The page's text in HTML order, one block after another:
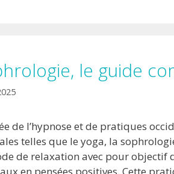
le guide
de l’hypnose et de pratiques
telles que le yoga, la
de relaxation avec pour objectif